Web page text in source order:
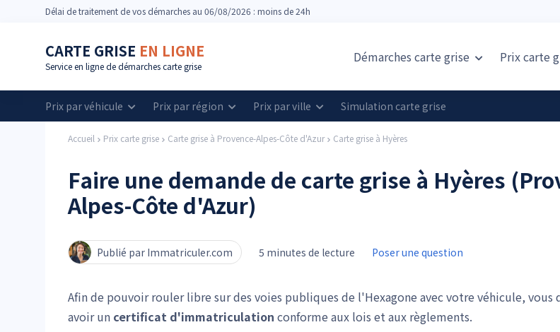
Délai de traitement de vos démarches au 06/08/2026 : moins de 24h
CARTE GRISE EN LIGNE
Service en ligne de démarches carte grise
Démarches carte grise Prixcarte
Prix par véhicule Prix par région Prix par ville Simulation carte grise
Accueil Prix carte grise Carte grise à Provence-Alpes-Côte d'Azur Carte grise à Hyères
Faire une demande de carte grise à Hyères
Alpes-Côte d'Azur)
Publié par Immatriculer.com 5 minutes de lecture Poser une question
Afin de pouvoir rouler libre sur des voies publiques de l'Hexagone avec votre véhicule, vous
avoir un certificat d'immatriculation conforme aux lois et aux règlements.